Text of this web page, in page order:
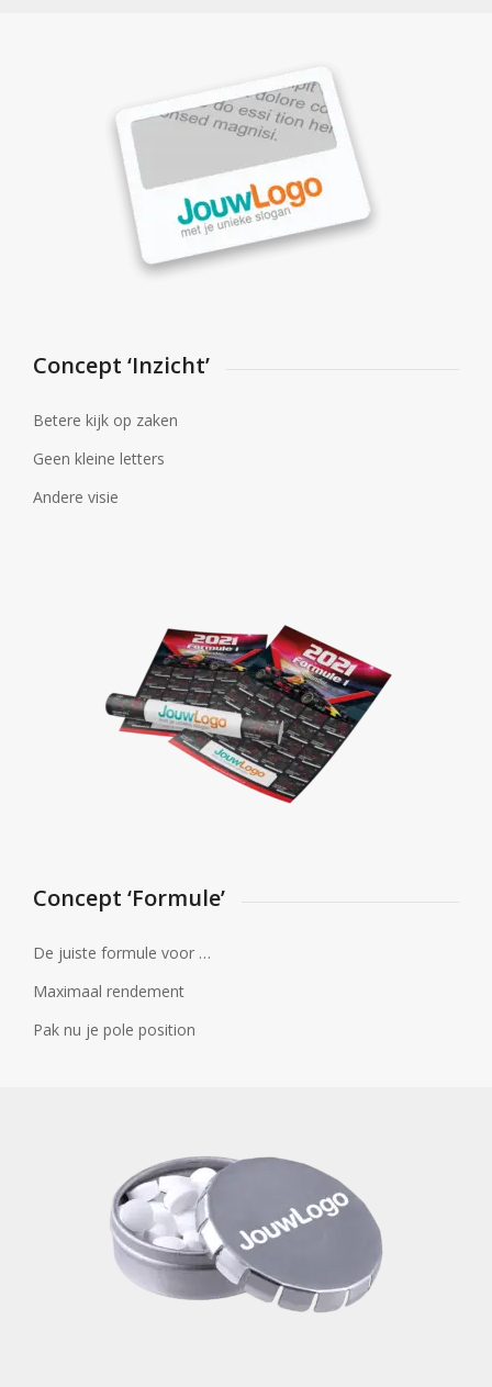
Concept ‘Inzicht’
Betere kijk op zaken
Geen kleine letters
Andere visie
Concept ‘Formule’
De juiste formule voor …
Maximaal rendement
Pak nu je pole position